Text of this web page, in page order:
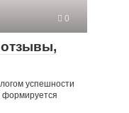
0
успешности
формируется